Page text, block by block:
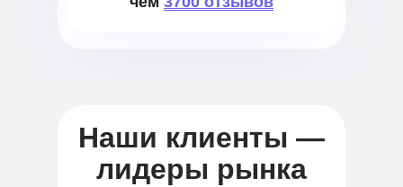
Наши клиенты —
лидеры рынка